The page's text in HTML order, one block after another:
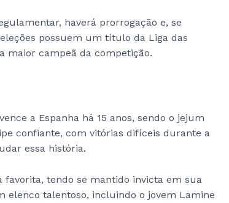
haverá prorrogação e, se
possuem um título da Liga das
maior campeã da competição.
a Espanha há 15 anos, sendo o jejum
confiante, com vitórias difíceis durante a
essa história.
favorita, tendo se mantido invicta em sua
elenco talentoso, incluindo o jovem Lamine